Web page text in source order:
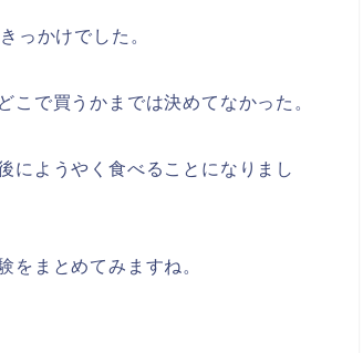
っかけでした。
で買うかまでは決めてなかった。
にようやく食べることになりまし
をまとめてみますね。